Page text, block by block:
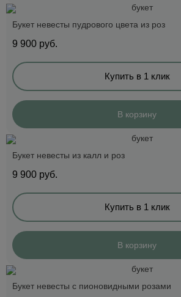
Букет невесты пудрового цвета из роз
9 900 руб.
Купить в 1 клик
В корзину
Букет невесты из калл и роз
9 900 руб.
Купить в 1 клик
В корзину
Букет невесты с пионовидными розами